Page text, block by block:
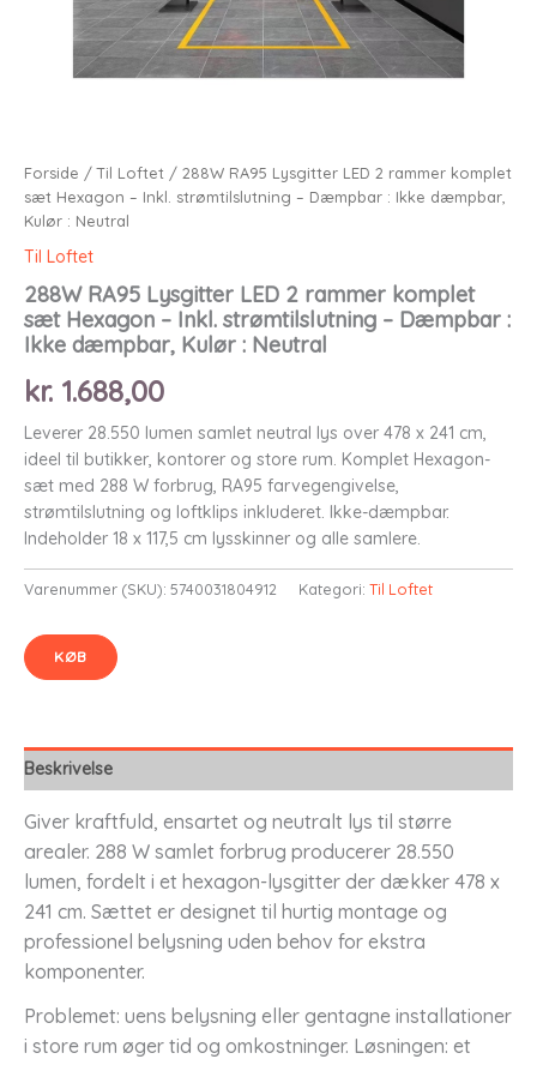
Forside /Til Loftet / 288W RA95 Lysgitter LED 2 rammer komplet
sæt Hexagon – Inkl. strømtilslutning – Dæmpbar : Ikke dæmpbar,
Kulør : Neutral
Til Loftet
288W RA95 Lysgitter LED 2 rammer komplet
sæt Hexagon – Inkl. strømtilslutning – Dæmpbar :
Ikke dæmpbar, Kulør : Neutral
kr. 1.688,00
Leverer 28.550 lumen samlet neutral lys over 478 x 241 cm,
ideel til butikker, kontorer og store rum. Komplet Hexagon-
sæt med 288 W forbrug, RA95 farvegengivelse,
strømtilslutning og loftklips inkluderet. Ikke-dæmpbar.
Indeholder 18 x 117,5 cm lysskinner og alle samlere.
Varenummer (SKU): 5740031804912 Kategori: Til Loftet
KØB
Beskrivelse
Giver kraftfuld, ensartet og neutralt lys til større
arealer. 288 W samlet forbrug producerer 28.550
lumen, fordelt i et hexagon-lysgitter der dækker 478 x
241 cm. Sættet er designet til hurtig montage og
professionel belysning uden behov for ekstra
komponenter.
Problemet: uens belysning eller gentagne installationer
i store rum øger tid og omkostninger. Løsningen: et